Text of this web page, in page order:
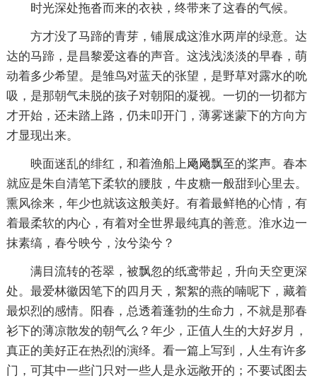
时光深处拖沓而来的衣袂，终带来了这春的气候。
方才没了马蹄的青芽，铺展成这淮水两岸的绿意。达
达的马蹄，是昌黎爱这春的声音。这浅浅淡淡的早春，萌
动着多少希望。是雏鸟对蓝天的张望，是野草对露水的吮
吸，是那朝气未脱的孩子对朝阳的凝视。一切的一切都方
才开始，还未踏上路，仍未叩开门，薄雾迷蒙下的方向方
才显现出来。
映面迷乱的绯红，和着渔船上飏飏飘至的桨声。春本
就应是朱自清笔下柔软的腰肢，牛皮糖一般甜到心里去。
熏风徐来，年少也就该这般美好。有着最鲜艳的心情，有
着最柔软的内心，有着对全世界最纯真的善意。淮水边一
抹素缟，春兮映兮，汝兮染兮？
满目流转的苍翠，被飘忽的纸鸢带起，升向天空更深
处。最爱林徽因笔下的四月天，絮絮的燕的喃呢下，藏着
最炽烈的感情。阳春，总透着蓬勃的生命力，不就是那春
衫下的薄凉散发的朝气么？年少，正值人生的大好岁月，
真正的美好正在热烈的演绎。看一篇上写到，人生有许多
门，可其中一些门只对一些人是永远敞开的；不要试图去